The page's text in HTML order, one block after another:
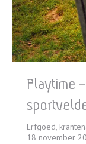
Playtime
Erfgoed,
18 november